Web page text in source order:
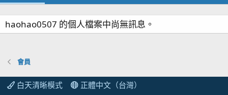
haohao0507 的個人檔案中尚無訊息。
會員
白天清晰模式
正體中文（台灣）